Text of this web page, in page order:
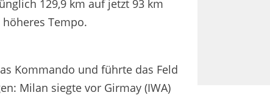
129,9 km auf jetzt 93 km
Tempo.
Kommando und führte das Feld
Milan siegte vor Girmay (IWA)